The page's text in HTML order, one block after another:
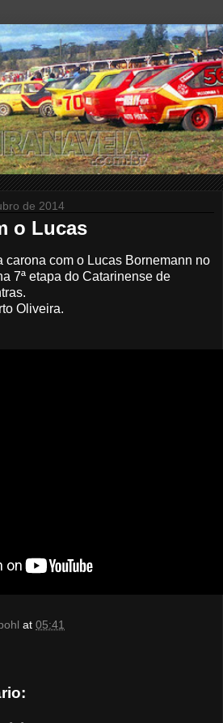
de 2014
o Lucas
carona com o Lucas Bornemann no
7ª etapa do Catarinense de
.
Oliveira.
at 05:41